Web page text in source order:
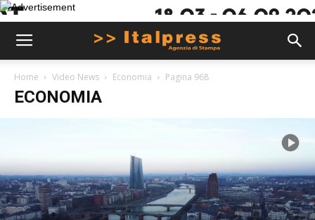
Home Video News Economia Pagina 968
ECONOMIA